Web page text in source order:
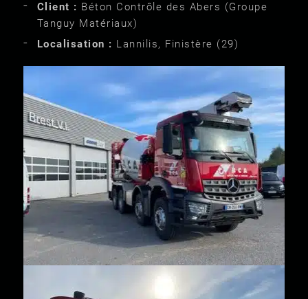
Client : Béton Contrôle des Abers (Groupe
Tanguy Matériaux)
Localisation : Lannilis, Finistère (29)